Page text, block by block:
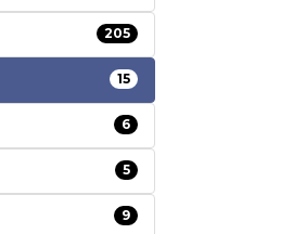
205
15
6
5
9